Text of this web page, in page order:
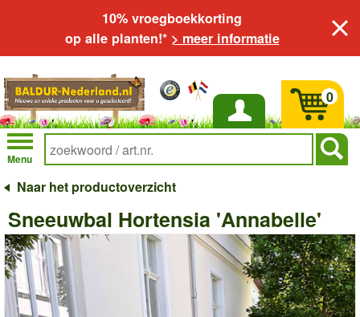
10% vroegboekkorting
op alle planten!* > meer informatie
Inloggen
Menu
0
Naar het productoverzicht
Sneeuwbal Hortensia 'Annabelle'